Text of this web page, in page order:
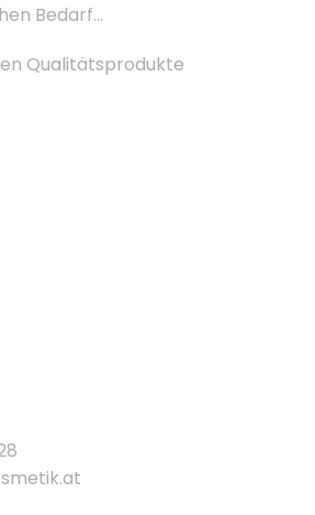
Bedarf...
Qualitätsprodukte